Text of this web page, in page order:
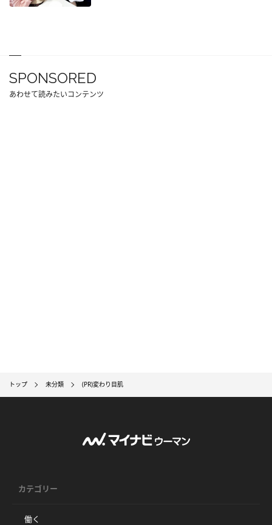
SPONSORED
あわせて読みたいコンテンツ
トップ 未分類 (PR)変わり目肌
カテゴリー
働く